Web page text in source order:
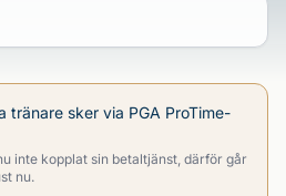
tränare sker via PGA ProTime-
inte kopplat sin betaltjänst, därför går
nu.